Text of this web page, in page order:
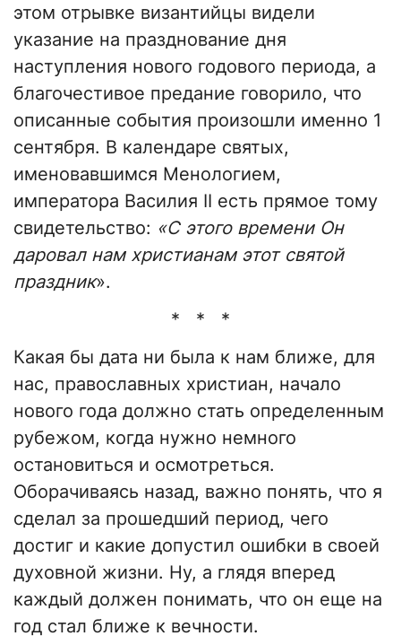
этом отрывке византийцы видели
указание на празднование дня
наступления нового годового периода, а
благочестивое предание говорило, что
описанные события произошли именно 1
сентября. В календаре святых,
именовавшимся Менологием,
императора Василия II есть прямое тому
свидетельство: «С этого времени Он
даровал нам христианам этот святой
праздник».
* * *
Какая бы дата ни была к нам ближе, для
нас, православных христиан, начало
нового года должно стать определенным
рубежом, когда нужно немного
остановиться и осмотреться.
Оборачиваясь назад, важно понять, что я
сделал за прошедший период, чего
достиг и какие допустил ошибки в своей
духовной жизни. Ну, а глядя вперед
каждый должен понимать, что он еще на
год стал ближе к вечности.